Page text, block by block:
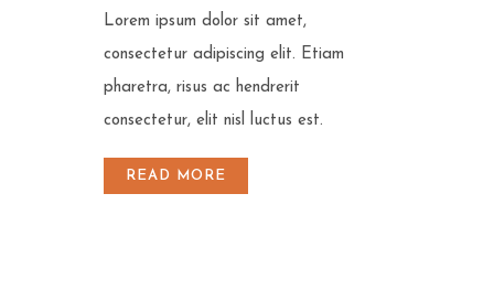
Lorem ipsum dolor sit amet,
consectetur adipiscing elit. Etiam
pharetra, risus ac hendrerit
consectetur, elit nisl luctus est.
READ MORE